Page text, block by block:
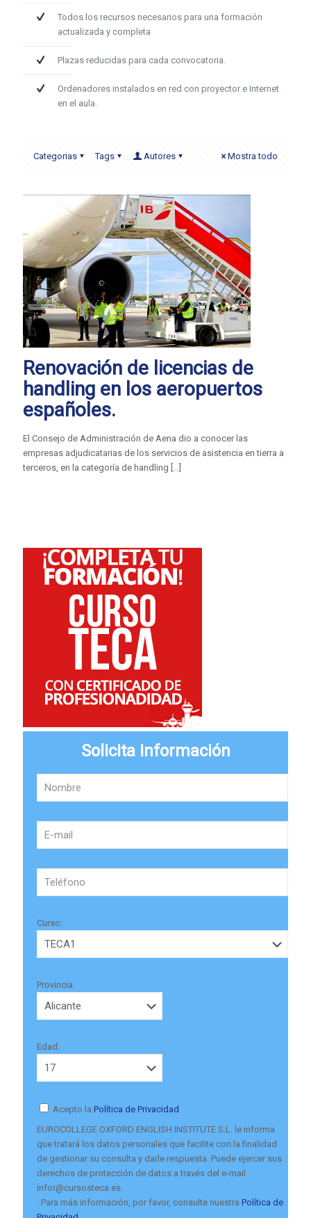
Todos los recursos necesarios para una formación
actualizada y completa
Plazas reducidas para cada convocatoria.
Ordenadores instalados en red con proyector e Internet
en el aula.
Categorias Tags Autores Mostra todo
Renovación de licencias de
handling en los aeropuertos
españoles.
El Consejo de Administración de Aena dio a conocer las
empresas adjudicatarias de los servicios de asistencia en tierra a
terceros, en la categoría de handling […]
Solicita información
Curso:
Provincia:
Edad:
Acepto la Política de Privacidad
EUROCOLLEGE OXFORD ENGLISH INSTITUTE S.L. le informa
que tratará los datos personales que facilite con la finalidad
de gestionar su consulta y darle respuesta. Puede ejercer sus
derechos de protección de datos a través del e-mail
infor@cursosteca.es.
. Para más información, por favor, consulte nuestra Política de